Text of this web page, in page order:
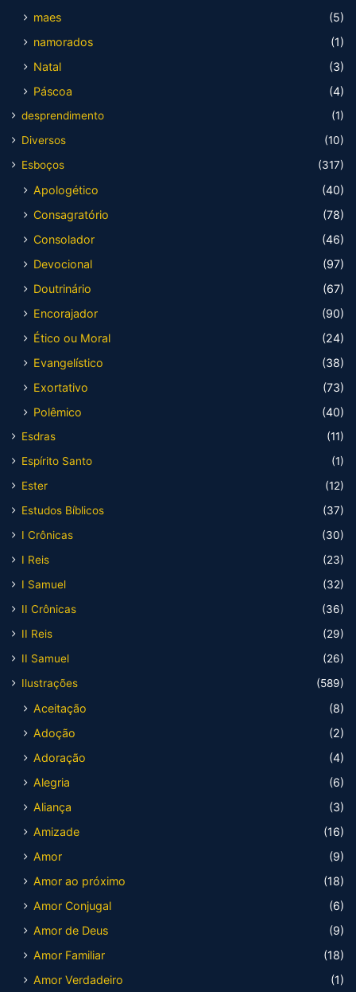
maes
(5)
namorados
(1)
Natal
(3)
Páscoa
(4)
desprendimento
(1)
Diversos
(10)
Esboços
(317)
Apologético
(40)
Consagratório
(78)
Consolador
(46)
Devocional
(97)
Doutrinário
(67)
Encorajador
(90)
Ético ou Moral
(24)
Evangelístico
(38)
Exortativo
(73)
Polêmico
(40)
Esdras
(11)
Espírito Santo
(1)
Ester
(12)
Estudos Bíblicos
(37)
I Crônicas
(30)
I Reis
(23)
I Samuel
(32)
II Crônicas
(36)
II Reis
(29)
II Samuel
(26)
Ilustrações
(589)
Aceitação
(8)
Adoção
(2)
Adoração
(4)
Alegria
(6)
Aliança
(3)
Amizade
(16)
Amor
(9)
Amor ao próximo
(18)
Amor Conjugal
(6)
Amor de Deus
(9)
Amor Familiar
(18)
Amor Verdadeiro
(1)